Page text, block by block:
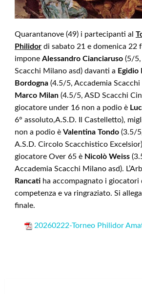
Quarantanove (49) i partecipanti al
Philidor di sabato 21 e domenica 22
impone Alessandro Cianciaruso (5/5,
Scacchi Milano asd) davanti a Egidio
Bordogna (4.5/5, Accademia Scacchi
Marco Milan (4.5/5, ASD Scacchi
giocatore under 16 non a podio è
6° assoluto,A.S.D. Il Castelletto),
non a podio è Valentina Tondo (3.5/
A.S.D. Circolo Scacchistico
giocatore Over 65 è Nicolò Weiss
Accademia Scacchi Milano asd).
Rancati ha accompagnato i giocatori
competenza e va ringraziato. Si
finale.
20260222-Torneo Philidor